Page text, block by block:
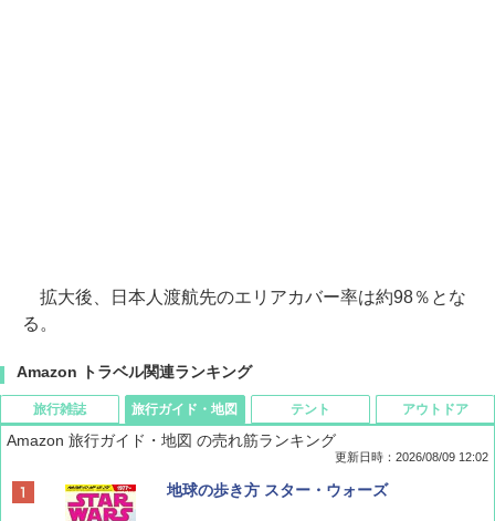
拡大後、日本人渡航先のエリアカバー率は約98％とな
る。
Amazon トラベル関連ランキング
旅行雑誌
BE-PAL(ビ-パル) 2026年 9 月号【特別付録:
旅行ガイド・地図
Amazon 旅行ガイド・地図 の売れ筋ランキング
更新日時：2026/08/09 12:02
地球の歩き方 スター・ウォーズ
テント アウトドア